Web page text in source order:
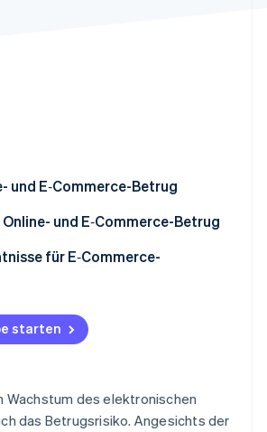
Erfahren Sie, wie Stripe Lösungen für die
und E‑Commerce-Betrug
und E‑Commerce-Betrug
für E‑Commerce-
starten
Wachstum des elektronischen
das Betrugsrisiko. Angesichts der